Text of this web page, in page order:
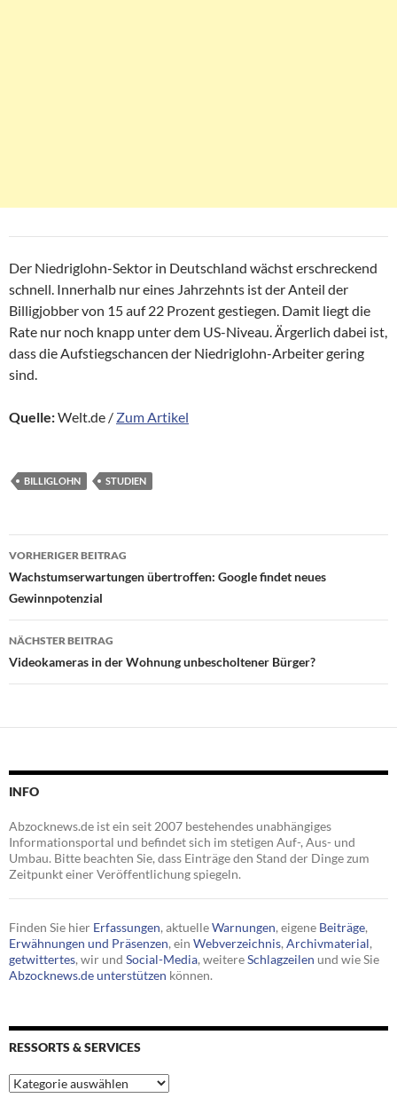
Der Niedriglohn-Sektor in Deutschland wächst erschreckend
schnell. Innerhalb nur eines Jahrzehnts ist der Anteil der
Billigjobber von 15 auf 22 Prozent gestiegen. Damit liegt die
Rate nur noch knapp unter dem US-Niveau. Ärgerlich dabei ist,
dass die Aufstiegschancen der Niedriglohn-Arbeiter gering
sind.
Quelle:Welt.de / Zum Artikel
BILLIGLOHN STUDIEN
Beitragsnavigation
VORHERIGER BEITRAG
Wachstumserwartungen übertroffen: Google findet neues
Gewinnpotenzial
NÄCHSTER BEITRAG
Videokameras in der Wohnung unbescholtener Bürger?
INFO
Abzocknews.de ist ein seit 2007 bestehendes unabhängiges
Informationsportal und befindet sich im stetigen Auf-, Aus- und
Umbau. Bitte beachten Sie, dass Einträge den Stand der Dinge zum
Zeitpunkt einer Veröffentlichung spiegeln.
Finden Sie hier Erfassungen, aktuelleWarnungen, eigene Beiträge,
Erwähnungen und Präsenzen, ein Webverzeichnis, Archivmaterial,
getwittertes, wir und Social-Media, weitereSchlagzeilen und wie Sie
Abzocknews.de unterstützen können.
RESSORTS & SERVICES
Ressorts
&